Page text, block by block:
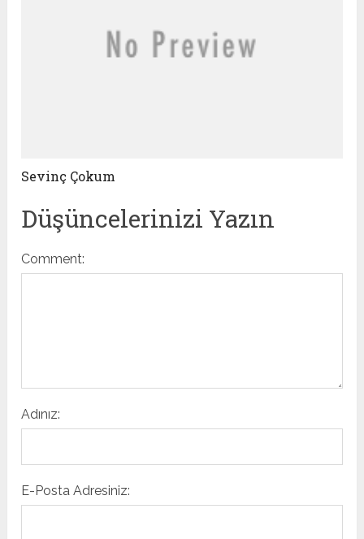
Sevinç Çokum
Düşüncelerinizi Yazın
Comment:
Adınız:
E-Posta Adresiniz: